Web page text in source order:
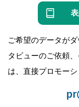
ご希望のデータが
タビューのご依頼
は、直接プロモーシ